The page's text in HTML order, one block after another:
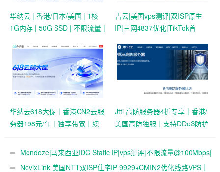
华纳云 | 香港/日本/美国 | 1核
1G内存 | 50G SSD | 不限流量 |
吉云|美国vps测评|双ISP原生
IP|三网4837优化|TikTok首
华纳云618大促｜香港CN2云服
务器198元/年｜独享带宽｜续
Jtti 高防服务器4折专享｜香港/
美国高防独服｜支持DDoS防护
Mondoze|马来西亚IDC Static IP|vps测评|不限流量@100Mbps|
解锁奈飞&tiktok&chatgpt|电信直连
NovixLink 美国NTT双ISP住宅IP 9929+CMIN2优化线路VPS｜